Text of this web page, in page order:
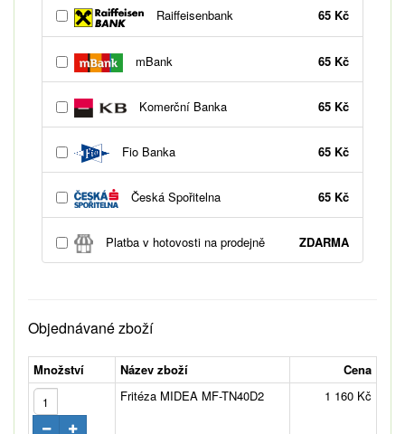
Raiffeisenbank 65 Kč
mBank 65 Kč
Komerční Banka 65 Kč
Fio Banka 65 Kč
Česká Spořitelna 65 Kč
Platba v hotovosti na prodejně ZDARMA
Objednávané zboží
Množství Název zboží
Cena
Fritéza MIDEA MF-TN40D2
1 160 Kč